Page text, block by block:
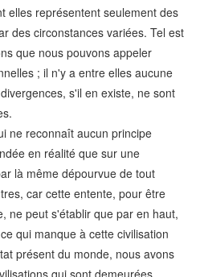
elles représentent seulement des
des circonstances variées. Tel est
que nous pouvons appeler
; il n'y a entre elles aucune
s'il en existe, ne sont
ne reconnaît aucun principe
en réalité que sur une
là même dépourvue de tout
car cette entente, pour être
ne peut s'établir que par en haut,
qui manque à cette civilisation
présent du monde, nous avons
qui sont demeurées